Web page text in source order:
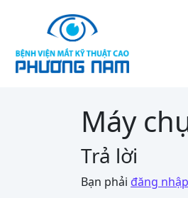
Máy
Trả lời
Bạn phải đăng nhập